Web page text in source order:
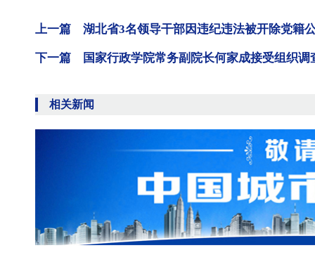
上一篇 湖北省3名领导干部因违纪违法被开除党籍
下一篇 国家行政学院常务副院长何家成接受组织调
相关新闻